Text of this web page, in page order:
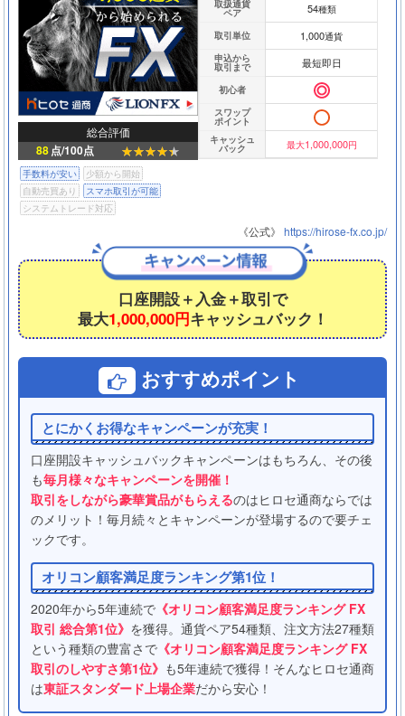
総合評価
88点/100点
手数料が安い
少額から開始
自動売買あり
スマホ取引が可能
システムトレード対応
取扱通貨
ペア 54種類
取引単位 1,000通貨
申込から
取引まで 最短即日
初心者
スワップ
ポイント
キャッシュ
バック 最大1,000,000円
《公式》 https://hirose-fx.co.jp/
口座開設＋入金＋取引で
最大1,000,000円キャッシュバック！
おすすめポイント
とにかくお得なキャンペーンが充実！
口座開設キャッシュバックキャンペーンはもちろん、その後
も毎月様々なキャンペーンを開催！
取引をしながら豪華賞品がもらえるのはヒロセ通商ならでは
のメリット！毎月続々とキャンペーンが登場するので要チェ
ックです。
オリコン顧客満足度ランキング第1位！
2020年から5年連続で 《オリコン顧客満足度ランキング FX
取引 総合第1位》 を獲得。通貨ペア54種類、注文方法27種類
という種類の豊富さで 《オリコン顧客満足度ランキング FX
取引のしやすさ第1位》 も5年連続で獲得！そんなヒロセ通商
は東証スタンダード上場企業だから安心！